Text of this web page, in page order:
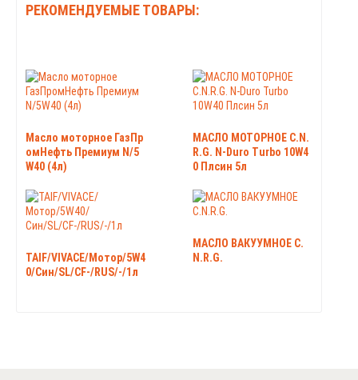
РЕКОМЕНДУЕМЫЕ ТОВАРЫ:
Масло моторное ГазПр
омНефть Премиум N/5
W40 (4л)
МАСЛО МОТОРНОЕ C.N.
R.G. N-Duro Turbo 10W4
0 Плсин 5л
TAIF/VIVACE/Мотор/5W4
0/Син/SL/CF-/RUS/-/1л
МАСЛО ВАКУУМНОЕ C.
N.R.G.